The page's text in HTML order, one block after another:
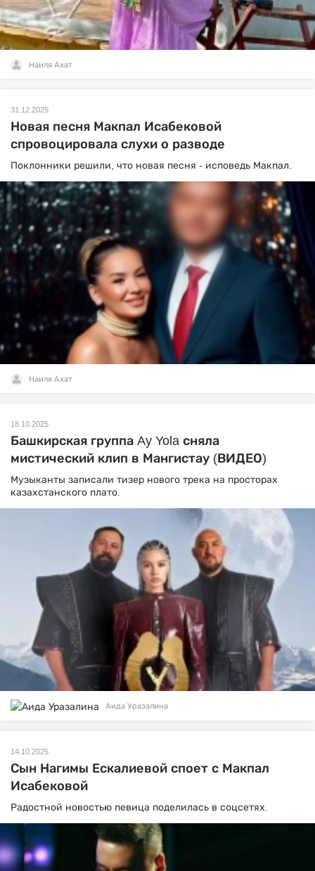
Наиля Ахат
31.12.2025
Новая песня Макпал Исабековой
спровоцировала слухи о разводе
Поклонники решили, что новая песня - исповедь Макпал.
Наиля Ахат
18.10.2025
Башкирская группа Ay Yola сняла
мистический клип в Мангистау (ВИДЕО)
Музыканты записали тизер нового трека на просторах
казахстанского плато.
Аида Уразалина
14.10.2025
Сын Нагимы Ескалиевой споет с Макпал
Исабековой
Радостной новостью певица поделилась в соцсетях.